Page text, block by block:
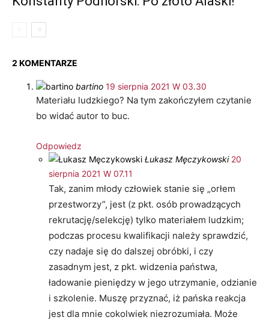
2 KOMENTARZE
bartino 19 sierpnia 2021 W 03.30
Materiału ludzkiego? Na tym zakończyłem czytanie
bo widać autor to buc.
Odpowiedz
Łukasz Męczykowski 20
sierpnia 2021 W 07.11
Tak, zanim młody człowiek stanie się „orłem
przestworzy”, jest (z pkt. osób prowadzących
rekrutację/selekcję) tylko materiałem ludzkim;
podczas procesu kwalifikacji należy sprawdzić,
czy nadaje się do dalszej obróbki, i czy
zasadnym jest, z pkt. widzenia państwa,
ładowanie pieniędzy w jego utrzymanie, odzianie
i szkolenie. Muszę przyznać, iż pańska reakcja
jest dla mnie cokolwiek niezrozumiała. Może